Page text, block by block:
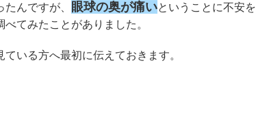
んですが、 眼球の奥が痛いということに不安を
てみたことがありました。
いる方へ最初に伝えておきます。